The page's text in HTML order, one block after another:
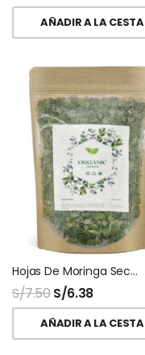
AÑADIR A LA CESTA
Hojas De Moringa Secas Deshidratadas
S/7.50S/6.38
AÑADIR A LA CESTA